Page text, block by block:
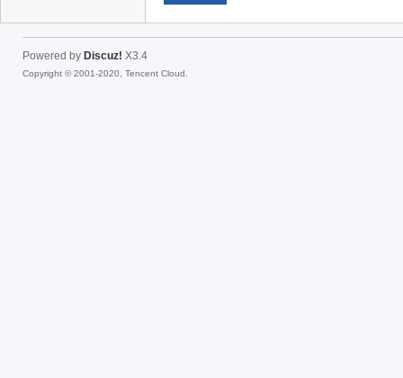
Powered by Discuz! X3.4
Copyright © 2001-2020, Tencent Cloud.